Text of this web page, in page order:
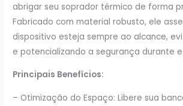
abrigar seu soprador térmico de forma
Fabricado com material robusto, ele
dispositivo esteja sempre ao alcance,
e potencializando a segurança durante
Principais Benefícios:
– Otimização do Espaço: Libere sua